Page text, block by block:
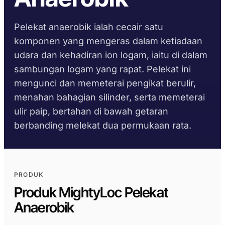
Krystal 2000 Pelekat UV
Krystal 3000
Krystal 4000 Pelekat UV
SEMAK LANJUT →
Taftflex 6221
Taftflex 6292
TaftGrip Polimer MS
Taftlock 22
Pelekat Anaerobik
SEMAK LANJUT→
PITA BUSA AKRILIK
AFT 1080GF
Pita Busa Akrilik
DIY
Papan Tanda
Kerja Kayu
Automotif
Marin & Kapal Layar
Pengangkutan
Kaca dan seramik
Plastik (bukan PP/PE)
Komposit dan gentian
Perpustakaan TDS
Atas permintaan
Pemilih substrat
Panduan masa
pematangan
Panduan suhu
perkhidmatan
PEMATUHAN
Perisytiharan RoHS
Pelekat anaerobik ialah cecair satu
komponen yang mengeras dalam ketiadaan
udara dan kehadiran ion logam, iaitu di dalam
sambungan logam yang rapat. Pelekat ini
mengunci dan memeterai pengikat berulir,
menahan bahagian silinder, serta memeterai
ulir paip, bertahan di bawah getaran
berbanding melekat dua permukaan rata.
PRODUK
Produk MightyLoc Pelekat
Anaerobik